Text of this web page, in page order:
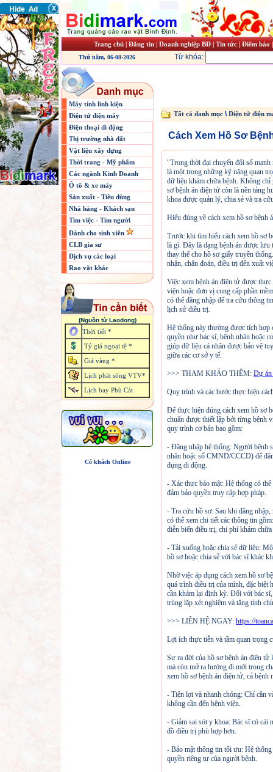
Trang chủ|Đăng tin|Doanh nghiệp BĐ|Tin tức|Điểm báo
Thứ năm, 06-08-2026 Từ khóa:
Máy tính linh kiện
Điện tử điện máy
Điện thoại di động
Thị trường nhà đất
Vật liệu xây dựng
Thời trang - Mỹ phẩm
Các ngành Kinh Doanh
Ô tô & xe máy
Sản xuất - Tiêu dùng
Nhà hàng - Khách sạn
Tìm việc - Tìm người
Dành cho sinh viên
CLB gia sư
Dịch vụ các loại
Rao vặt khác
(Nguồn từ Laodong)
Thời tiết *
Tỷ giá ngoại tệ *
Giá vàng *
Lịch phát sóng VTV*
Lịch bay Phù Cát
Có khách Online
Tất cả danh mục \Điện tử điện
Cách Xem Hồ Sơ
"Trong thời đại chuyển đổi số
là một trong những kỹ năng quan
dữ liệu khám chữa bệnh. Không
sơ bệnh án điện tử còn là nền tảng
khoa được quản lý, chia sẻ và tra
Hiểu đúng về cách xem hồ sơ bệnh
Trước khi tìm hiểu cách xem hồ sơ
là gì. Đây là dạng bệnh án được lưu
thay thế cho hồ sơ giấy truyền
nhận, chẩn đoán, điều trị đến xuất
Việc xem bệnh án điện tử được
viện hoặc đơn vị cung cấp phần
có thể đăng nhập để tra cứu thông
lịch sử điều trị.
Hệ thống này thường được tích hợp
quyền như bác sĩ, bệnh nhân hoặc
giúp dữ liệu cá nhân được bảo vệ
giữa các cơ sở y tế.
>>> THAM KHẢO THÊM: Dự án
Quy trình và các bước thực hiện
Để thực hiện đúng cách xem hồ sơ
chuẩn được thiết lập bởi từng bệnh
quy trình cơ bản bao gồm:
- Đăng nhập hệ thống: Người bệnh
nhân hoặc số CMND/CCCD) để
dụng di động.
- Xác thực bảo mật: Hệ thống có
đảm bảo quyền truy cập hợp pháp.
- Tra cứu hồ sơ: Sau khi đăng
có thể xem chi tiết các thông tin
diễn biến điều trị, chi phí khám
- Tải xuống hoặc chia sẻ dữ liệu:
hồ sơ hoặc chia sẻ với bác sĩ khác
Nhờ việc áp dụng cách xem hồ sơ
quá trình điều trị của mình, đặc biệt
cần khám lại định kỳ. Đối với bác
trùng lặp xét nghiệm và tăng tính
>>> LIÊN HỆ NGAY: https://
Lợi ích thực tiễn và tầm quan trọng
Sự ra đời của hồ sơ bệnh án điện
mà còn mở ra hướng đi mới trong
xem hồ sơ bệnh án điện tử, cả
- Tiện lợi và nhanh chóng: Chỉ cần
không cần đến bệnh viện.
- Giảm sai sót y khoa: Bác sĩ có cái
đồ điều trị phù hợp hơn.
- Bảo mật thông tin tối ưu: Hệ
quyền riêng tư của người bệnh.